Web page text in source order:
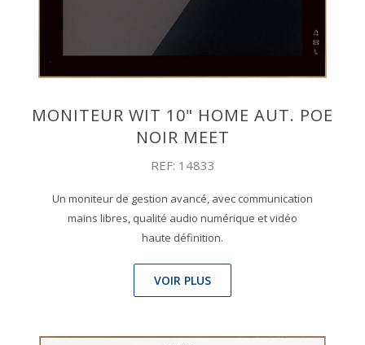
MONITEUR WIT 10" HOME AUT. POE
NOIR MEET
REF: 14833
Un moniteur de gestion avancé, avec communication
mains libres, qualité audio numérique et vidéo
haute définition.
VOIR PLUS